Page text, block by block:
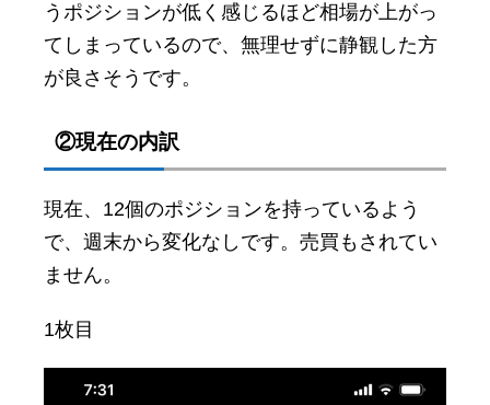
うポジションが低く感じるほど相場が上がっ
てしまっているので、無理せずに静観した方
が良さそうです。
②現在の内訳
現在、12個のポジションを持っているよう
で、週末から変化なしです。売買もされてい
ません。
1枚目